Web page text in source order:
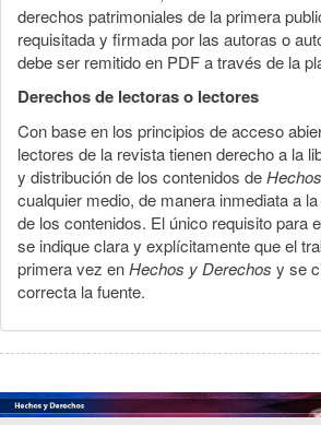
derechos patrimoniales de la primera
requisitada y firmada por las autoras o
debe ser remitido en PDF a través de la
Derechos de lectoras o lectores
Con base en los principios de acceso
lectores de la revista tienen derecho a la
y distribución de los contenidos de
cualquier medio, de manera inmediata a
de los contenidos. El único requisito para
se indique clara y explícitamente que el
primera vez enHechos y Derechos y se
correcta la fuente.